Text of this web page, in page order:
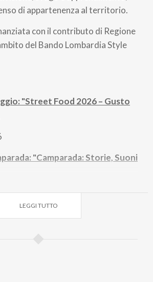
di appartenenza al territorio.
con il contributo di Regione
del Bando Lombardia Style
"Street Food 2026 – Gusto
"Camparada: Storie, Suoni
7 giugno 2026
LEGGI TUTTO